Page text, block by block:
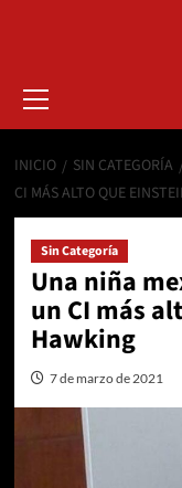
primario
INICIO SIN CATEGORÍA
CI MÁS ALTO QUE
Sin Categoría
Una niña
un CI más
Hawking
7 de marzo de 2021